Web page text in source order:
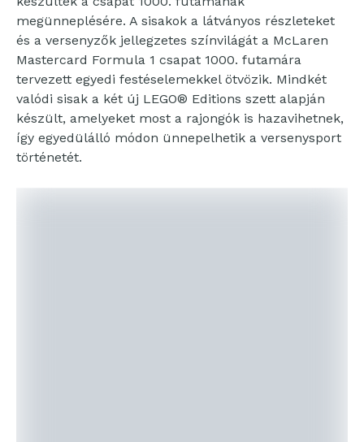
megünneplésére. A sisakok a látványos részleteket
és a versenyzők jellegzetes színvilágát a McLaren
Mastercard Formula 1 csapat 1000. futamára
tervezett egyedi festéselemekkel ötvözik. Mindkét
valódi sisak a két új LEGO® Editions szett alapján
készült, amelyeket most a rajongók is hazavihetnek,
így egyedülálló módon ünnepelhetik a versenysport
történetét.